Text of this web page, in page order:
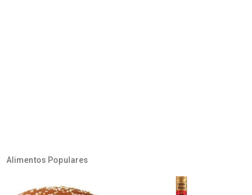
Alimentos Populares